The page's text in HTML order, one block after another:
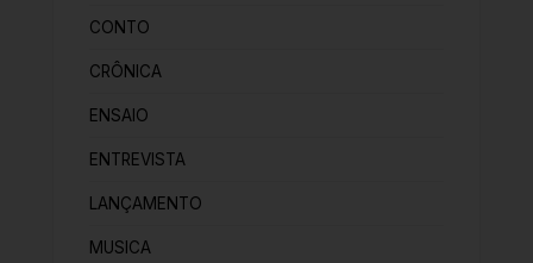
CONTO
CRÔNICA
ENSAIO
ENTREVISTA
LANÇAMENTO
MUSICA